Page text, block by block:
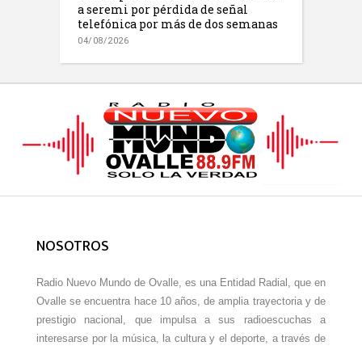
a seremi por pérdida de señal
telefónica por más de dos semanas
04/08/2026
NOSOTROS
Radio Nuevo Mundo de Ovalle, es una Entidad Radial, que en
Ovalle se encuentra hace 10 años, de amplia trayectoria y de
prestigio nacional, que impulsa a sus radioescuchas a
interesarse por la música, la cultura y el deporte, a través de